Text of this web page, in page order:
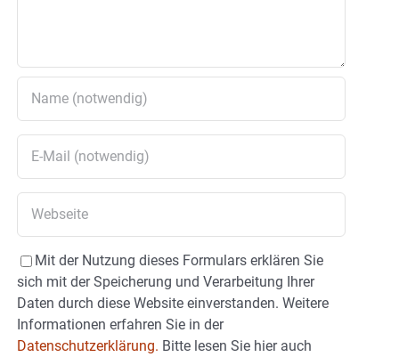
Mit der Nutzung dieses Formulars erklären Sie
sich mit der Speicherung und Verarbeitung Ihrer
Daten durch diese Website einverstanden. Weitere
Informationen erfahren Sie in der
Datenschutzerklärung. Bitte lesen Sie hier auch